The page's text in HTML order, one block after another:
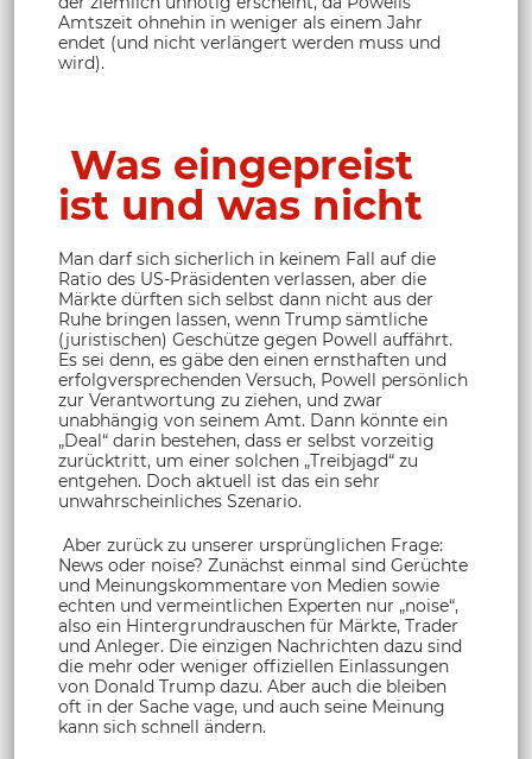
Amtszeit ohnehin in weniger als einem Jahr
endet (und nicht verlängert werden muss und
wird).
Was eingepreist
ist und was nicht
Man darf sich sicherlich in keinem Fall auf die
Ratio des US-Präsidenten verlassen, aber die
Märkte dürften sich selbst dann nicht aus der
Ruhe bringen lassen, wenn Trump sämtliche
(juristischen) Geschütze gegen Powell auffährt.
Es sei denn, es gäbe den einen ernsthaften und
erfolgversprechenden Versuch, Powell persönlich
zur Verantwortung zu ziehen, und zwar
unabhängig von seinem Amt. Dann könnte ein
„Deal“ darin bestehen, dass er selbst vorzeitig
zurücktritt, um einer solchen „Treibjagd“ zu
entgehen. Doch aktuell ist das ein sehr
unwahrscheinliches Szenario.
Aber zurück zu unserer ursprünglichen Frage:
News oder noise? Zunächst einmal sind Gerüchte
und Meinungskommentare von Medien sowie
echten und vermeintlichen Experten nur „noise“,
also ein Hintergrundrauschen für Märkte, Trader
und Anleger. Die einzigen Nachrichten dazu sind
die mehr oder weniger offiziellen Einlassungen
von Donald Trump dazu. Aber auch die bleiben
oft in der Sache vage, und auch seine Meinung
kann sich schnell ändern.